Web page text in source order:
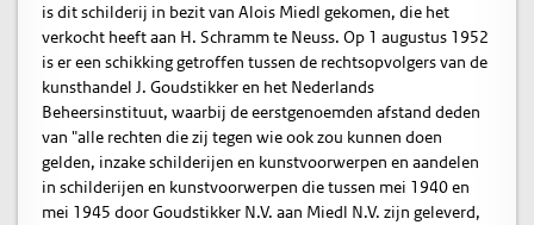
is dit schilderij in bezit van Alois Miedl gekomen, die het
verkocht heeft aan H. Schramm te Neuss. Op 1 augustus 1952
is er een schikking getroffen tussen de rechtsopvolgers van de
kunsthandel J. Goudstikker en het Nederlands
Beheersinstituut, waarbij de eerstgenoemden afstand deden
van "alle rechten die zij tegen wie ook zou kunnen doen
gelden, inzake schilderijen en kunstvoorwerpen en aandelen
in schilderijen en kunstvoorwerpen die tussen mei 1940 en
mei 1945 door Goudstikker N.V. aan Miedl N.V. zijn geleverd,